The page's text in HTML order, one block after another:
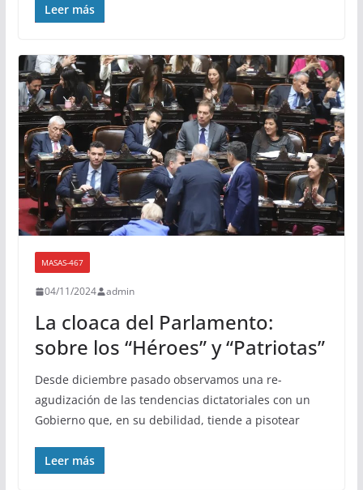
Leer más
MASAS-467
04/11/2024 admin
La cloaca del Parlamento:
sobre los “Héroes” y “Patriotas”
Desde diciembre pasado observamos una re-
agudización de las tendencias dictatoriales con un
Gobierno que, en su debilidad, tiende a pisotear
Leer más